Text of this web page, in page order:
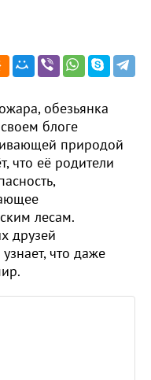
обезьянка
блоге
природой
что её родители
лесам.
друзей
что даже